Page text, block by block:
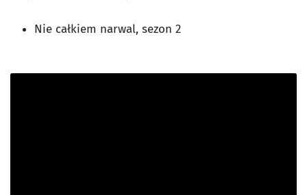
Nie całkiem narwal, sezon 2